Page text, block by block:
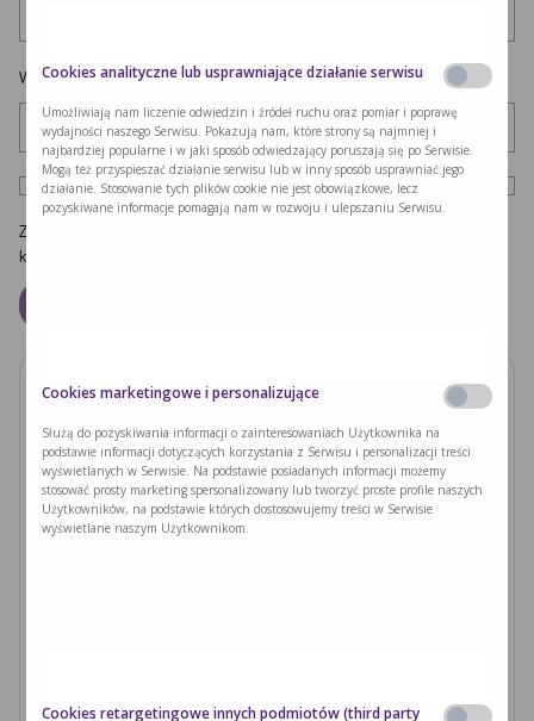
Witryna internetowa
Zapamiętaj moje dane w tej przeglądarce podczas pisania kolejnych
komentarzy.
Zobacz również
PODUSZKI Z PAPIERU RYŻOWEGO Z
JACKFRUITEM I WARZYWAMI
Czytaj dalej >
Cookies analityczne lub usprawniające działanie serwisu
Umożliwiają nam liczenie odwiedzin i źródeł ruchu oraz pomiar i poprawę
wydajności naszego Serwisu. Pokazują nam, które strony są najmniej i
najbardziej popularne i w jaki sposób odwiedzający poruszają się po Serwisie.
Mogą też przyspieszać działanie serwisu lub w inny sposób usprawniać jego
działanie. Stosowanie tych plików cookie nie jest obowiązkowe, lecz
pozyskiwane informacje pomagają nam w rozwoju i ulepszaniu Serwisu.
Cookies marketingowe i personalizujące
Służą do pozyskiwania informacji o zainteresowaniach Użytkownika na
podstawie informacji dotyczących korzystania z Serwisu i personalizacji treści
wyświetlanych w Serwisie. Na podstawie posiadanych informacji możemy
stosować prosty marketing spersonalizowany lub tworzyć proste profile naszych
Użytkowników, na podstawie których dostosowujemy treści w Serwisie
wyświetlane naszym Użytkownikom.
Cookies retargetingowe innych podmiotów (third party